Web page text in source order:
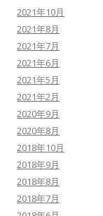
2021年10月
2021年8月
2021年7月
2021年6月
2021年5月
2021年2月
2020年9月
2020年8月
2018年10月
2018年9月
2018年8月
2018年7月